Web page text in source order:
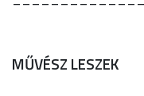
MŰVÉSZ LESZEK